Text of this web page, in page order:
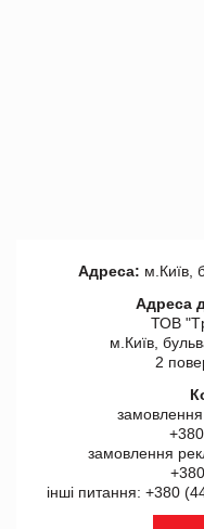
Адреса: м.Київ,
Адреса
ТОВ
м.Київ,
2
замовлення
замовлення
інші питання: +380